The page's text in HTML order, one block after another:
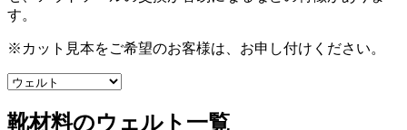
す。
※カット見本をご希望のお客様は、お申し付けください。
靴材料のウェルト一覧